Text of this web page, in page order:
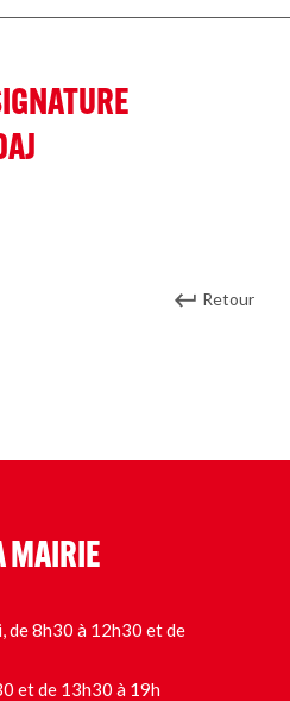
Retour
MAIRIE
de 8h30 à 12h30 et de
et de 13h30 à 19h